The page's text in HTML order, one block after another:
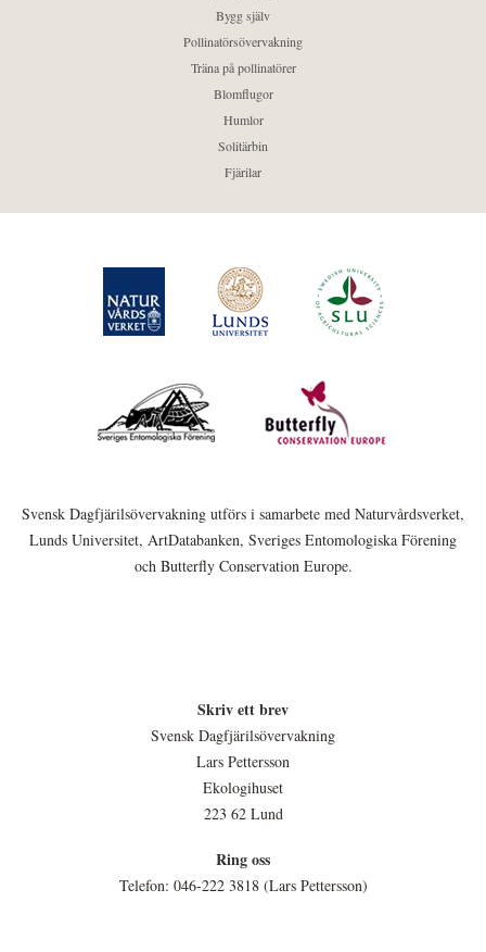
Bygg själv
Pollinatörsövervakning
Träna på pollinatörer
Blomflugor
Humlor
Solitärbin
Fjärilar
Svensk Dagfjärilsövervakning utförs i samarbete med Naturvårdsverket,
Lunds Universitet, ArtDatabanken, Sveriges Entomologiska Förening
och Butterfly Conservation Europe.
Skriv ett brev
Svensk Dagfjärilsövervakning
Lars Pettersson
Ekologihuset
223 62 Lund
Ring oss
Telefon: 046-222 3818 (Lars Pettersson)